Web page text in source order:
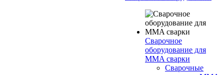
Сварочное
оборудование для
MMA сварки
Сварочные